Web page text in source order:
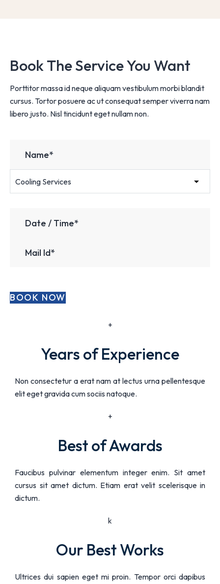
Book The Service You Want
Porttitor massa id neque aliquam vestibulum morbi blandit
cursus. Tortor posuere ac ut consequat semper viverra nam
libero justo. Nisl tincidunt eget nullam non.
+
Years of Experience
Non consectetur a erat nam at lectus urna pellentesque
elit eget gravida cum sociis natoque.
+
Best of Awards
Faucibus pulvinar elementum integer enim. Sit amet
cursus sit amet dictum. Etiam erat velit scelerisque in
dictum.
k
Our Best Works
Ultrices dui sapien eget mi proin. Tempor orci dapibus